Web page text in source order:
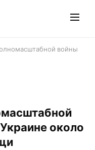
войны
около